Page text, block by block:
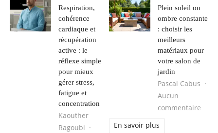
Respiration,
cohérence
cardiaque et
récupération
active : le
réflexe simple
pour mieux
gérer stress,
fatigue et
concentration
Kaouther
Ragoubi
Plein soleil ou
ombre constante
: choisir les
meilleurs
matériaux pour
votre salon de
jardin
Pascal Cabus
Aucun
commentaire
En savoir plus